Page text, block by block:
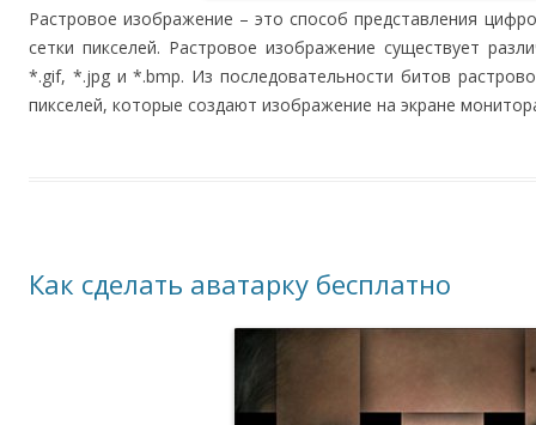
Растровое изображение – это способ представления
сетки пикселей. Растровое изображение существует
*.gif, *.jpg и *.bmp. Из последовательности битов
пикселей, которые создают изображение на экране
Как сделать аватарку бесплатно